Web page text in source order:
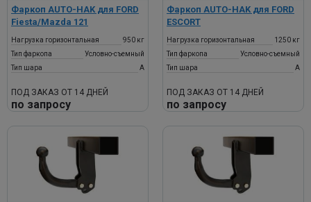
Фаркоп AUTO-HAK для FORD
Fiesta/Mazda 121
Нагрузка горизонтальная
950 кг
Тип фаркопа
Условно-съемный
Тип шара
A
ПОД ЗАКАЗ ОТ 14 ДНЕЙ
по запросу
Фаркоп AUTO-HAK для FORD
ESCORT
Нагрузка горизонтальная
1250 кг
Тип фаркопа
Условно-съемный
Тип шара
A
ПОД ЗАКАЗ ОТ 14 ДНЕЙ
по запросу